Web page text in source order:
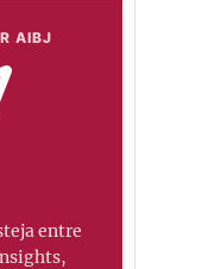
AIBJ
entre